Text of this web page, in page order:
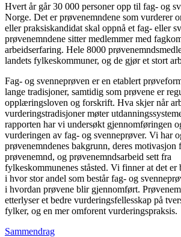
Hvert år går 30 000 personer opp til fag- og
Norge. Det er prøvenemndene som vurderer
eller praksiskandidat skal oppnå et fag- eller
prøvenemndene sitter medlemmer med
arbeidserfaring. Hele 8000
landets fylkeskommuner, og de gjør et stort
Fag- og svenneprøven er en etablert
lange tradisjoner, samtidig som prøvene er
opplæringsloven og forskrift. Hva skjer når
vurderingstradisjoner møter
rapporten har vi undersøkt gjennomføringen
vurderingen av fag- og svenneprøver. Vi har
prøvenemndenes bakgrunn, deres motivasjon
prøvenemnd, og prøvenemndsarbeid sett fra
fylkeskommunenes ståsted. Vi finner at det er
i hvor stor andel som består fag- og
i hvordan prøvene blir gjennomført.
etterlyser et bedre vurderingsfellesskap på
fylker, og en mer omforent vurderingspraksis.
Sammendrag